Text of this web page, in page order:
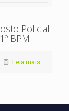
Policial
BPM
Leia mais...